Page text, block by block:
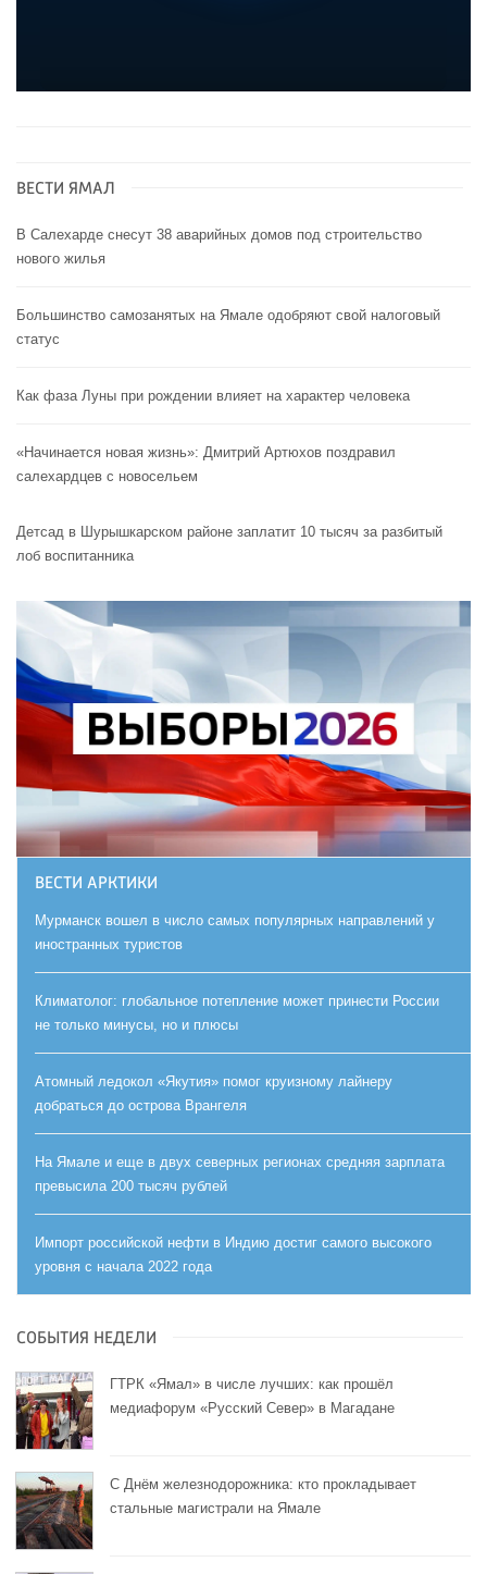
ВЕСТИ ЯМАЛ
В Салехарде снесут 38 аварийных домов под строительство
нового жилья
Большинство самозанятых на Ямале одобряют свой налоговый
статус
Как фаза Луны при рождении влияет на характер человека
«Начинается новая жизнь»: Дмитрий Артюхов поздравил
салехардцев с новосельем
Детсад в Шурышкарском районе заплатит 10 тысяч за разбитый
лоб воспитанника
ВЕСТИ АРКТИКИ
Мурманск вошел в число самых популярных направлений у
иностранных туристов
Климатолог: глобальное потепление может принести России
не только минусы, но и плюсы
Атомный ледокол «Якутия» помог круизному лайнеру
добраться до острова Врангеля
На Ямале и еще в двух северных регионах средняя зарплата
превысила 200 тысяч рублей
Импорт российской нефти в Индию достиг самого высокого
уровня с начала 2022 года
СОБЫТИЯ НЕДЕЛИ
ГТРК «Ямал» в числе лучших: как прошёл
медиафорум «Русский Север» в Магадане
С Днём железнодорожника: кто прокладывает
стальные магистрали на Ямале